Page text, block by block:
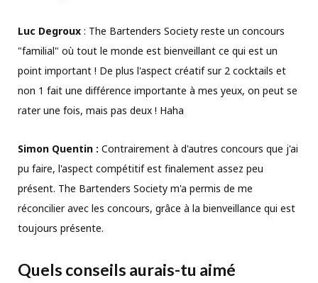
Luc Degroux : The Bartenders Society reste un concours
"familial" où tout le monde est bienveillant ce qui est un
point important ! De plus l'aspect créatif sur 2 cocktails et
non 1 fait une différence importante à mes yeux, on peut se
rater une fois, mais pas deux ! Haha
Simon Quentin : Contrairement à d'autres concours que j'ai
pu faire, l'aspect compétitif est finalement assez peu
présent. The Bartenders Society m'a permis de me
réconcilier avec les concours, grâce à la bienveillance qui est
toujours présente.
Quels conseils aurais-tu aimé